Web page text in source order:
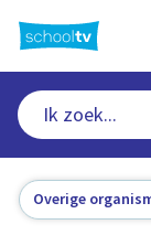
naar
hoofdinhoud
Overige